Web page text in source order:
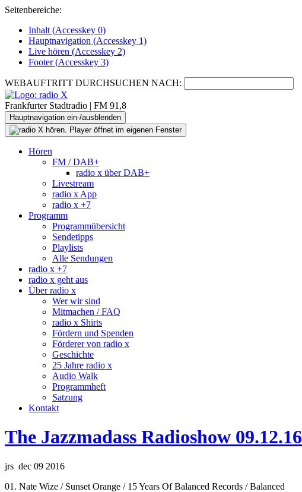
Seitenbereiche:
Inhalt (Accesskey 0)
Hauptnavigation (Accesskey 1)
Live hören (Accesskey 2)
Footer(Accesskey 3)
WEBAUFTRITT DURCHSUCHEN NACH:
Frankfurter Stadtradio | FM 91,8
Hauptnavigation ein-/ausblenden
Hören
FM / DAB+
radio x über DAB+
Livestream
radio x App
radio x +7
Programm
Programmübersicht
Sendetipps
Playlists
Alle Sendungen
radio x +7
radio x geht aus
Über radio x
Wer wir sind
Mitmachen / FAQ
radio x Shirts
Fördern und Spenden
Förderer von radio x
Geschichte
25 Jahre radio x
Audio Walk
Programmheft
Satzung
Kontakt
The Jazzmadass Radioshow 09.12.16
jrs dec 09 2016
01. Nate Wize / Sunset Orange / 15 Years Of Balanced Records / Balanced